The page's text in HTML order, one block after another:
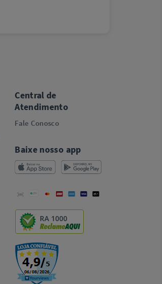
Central de
Atendimento
Fale Conosco
Baixe nosso app
RA 1000